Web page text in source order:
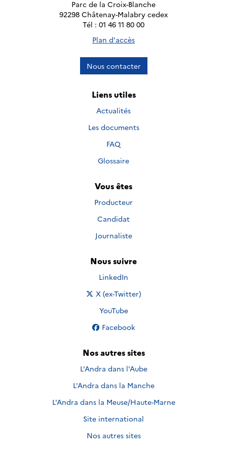
Parc de la Croix-Blanche
92298 Châtenay-Malabry cedex
Tél : 01 46 11 80 00
Plan d'accès
Nous contacter
Liens utiles
Actualités
Les documents
FAQ
Glossaire
Vous êtes
Producteur
Candidat
Journaliste
Nous suivre
Nous suivre sur
LinkedIn
Nous suivre sur
X (ex-Twitter)
Nous suivre sur
YouTube
Nous suivre sur
Facebook
Nos autres sites
L'Andra dans l'Aube
L'Andra dans la Manche
L'Andra dans la Meuse/Haute-Marne
Site international
Nos autres sites